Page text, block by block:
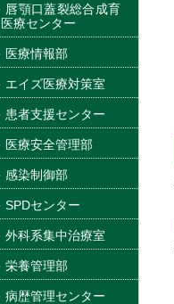
唇顎口蓋裂総合成育
医療センター
医療情報部
エイズ医療対策室
患者支援センター
医療安全管理部
感染制御部
SPDセンター
外科系集中治療室
栄養管理部
病歴管理センター